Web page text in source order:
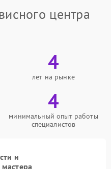
центра
4
лет на рынке
4
минимальный опыт работы
специалистов
и